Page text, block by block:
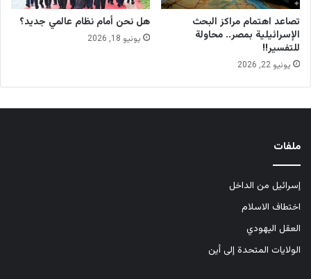
تصاعد اهتمام مراكز البحث
الإسرائيلية بمصر.. محاولة
للتفسير!!
يونيو 22, 2026
هل نحن أمام نظام عالمي جديد؟
يونيو 18, 2026
ملفات
إسرائيل من الداخل
اختطاف الاسلام
العقل اليهودي
الولايات المتحدة إلى أين